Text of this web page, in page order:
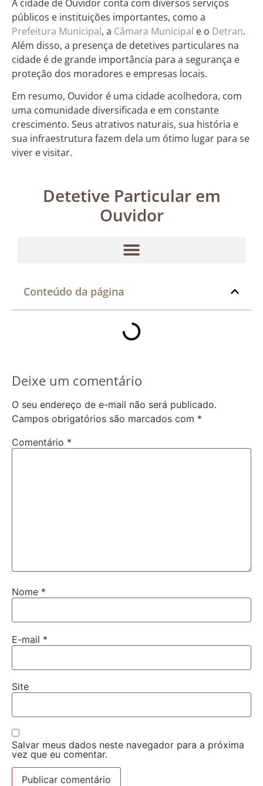
A cidade de Ouvidor conta com diversos serviços
públicos e instituições importantes, como a
Prefeitura Municipal, a Câmara Municipal e o Detran.
Além disso, a presença de detetives particulares na
cidade é de grande importância para a segurança e
proteção dos moradores e empresas locais.
Em resumo, Ouvidor é uma cidade acolhedora, com
uma comunidade diversificada e em constante
crescimento. Seus atrativos naturais, sua história e
sua infraestrutura fazem dela um ótimo lugar para se
viver e visitar.
Detetive Particular em
Ouvidor
Conteúdo da página
Deixe um comentário
O seu endereço de e-mail não será publicado.
Campos obrigatórios são marcados com *
Comentário *
Nome *
E-mail *
Site
Salvar meus dados neste navegador para a próxima
vez que eu comentar.